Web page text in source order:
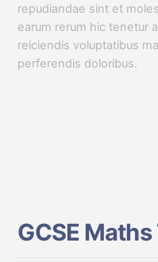
repudiandae sint et
earum rerum hic tenetur
reiciendis voluptatibus
perferendis doloribus.
GCSE